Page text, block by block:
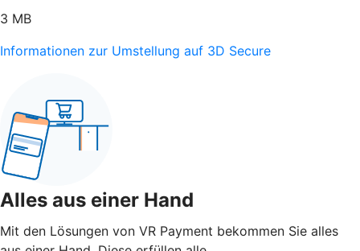
3 MB
Informationen zur Umstellung auf 3D Secure
Alles aus einer Hand
Mit den Lösungen von VR Payment bekommen Sie alles